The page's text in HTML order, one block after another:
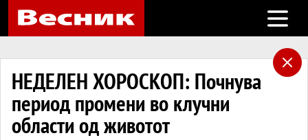
Open
НЕДЕЛЕН ХОРОСКОП: Почнува
период промени во клучни
области од животот